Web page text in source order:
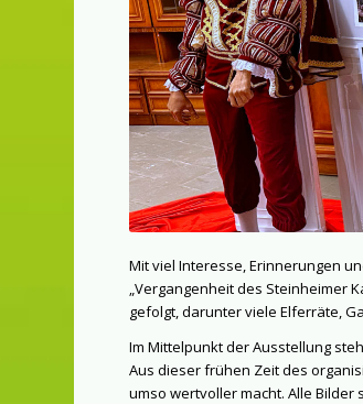
Mit viel Interesse, Erinnerungen
„Vergangenheit des Steinheimer
gefolgt, darunter viele Elferräte,
Im Mittelpunkt der Ausstellung
Aus dieser frühen Zeit des
umso wertvoller macht. Alle